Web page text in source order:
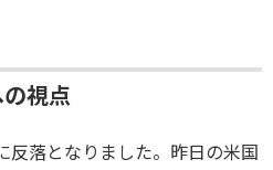
視点
反落となりました。昨日の米国